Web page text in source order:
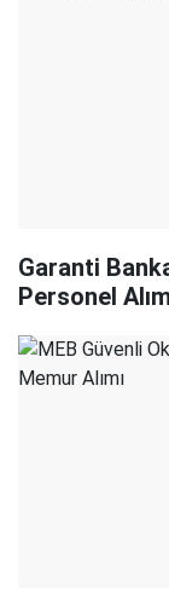
Garanti
Personel